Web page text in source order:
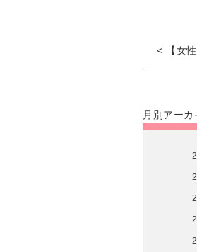
< 【女
月別アーカ